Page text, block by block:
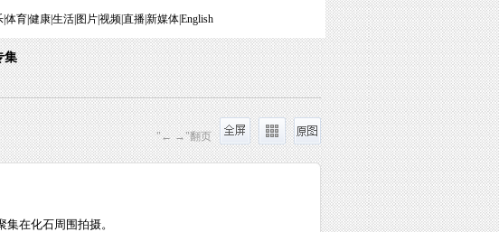
|体育|健康|生活| 图片|视频|直播|新媒体|English
集
"← →"翻页
在化石周围拍摄。